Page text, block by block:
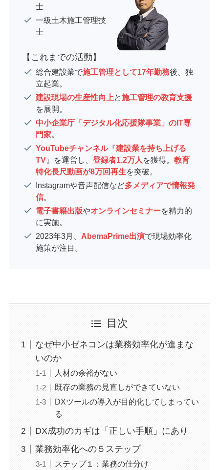
士
一級土木施工管理技
士
【これまでの活動】
総合建設業で施工管理として17年勤務後、独
立起業。
建設現場の生産性向上と施工管理の教育支援
を展開。
中小企業庁「デジタル化応援隊事業」のIT専
門家。
YouTubeチャンネル『建設業を持ち上げる
TV 』を運営し、 登録者1.2万人 を獲得。 教育
特化長尺動画が8万回再生を突破。
Instagramや音声配信など多メディアで情報発
信。
電子書籍出版やオンラインセミナーを精力的
に実施。
2023年3月、 AbemaPrime出演で現場効率化
施策が注目。
目次
なぜ中小ゼネコンは業務効率化が進まな
いのか
人材の余裕がない
既存の業務の見直しができていない
DXツールの導入が目的化してしまってい
る
DX成功のカギは「正しい手順」にあり
業務効率化への５ステップ
ステップ１：業務の仕分け